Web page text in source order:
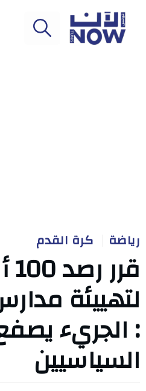
رياضة كرة القدم
لتهييئة
: الجريء
السياسيين